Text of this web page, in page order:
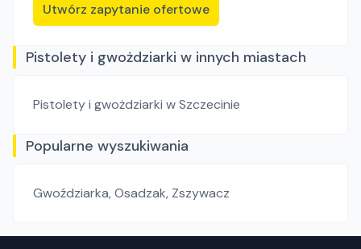
Utwórz zapytanie ofertowe
Pistolety i gwożdziarki w innych miastach
Pistolety i gwożdziarki w Szczecinie
Popularne wyszukiwania
Gwoździarka,Osadzak, Zszywacz